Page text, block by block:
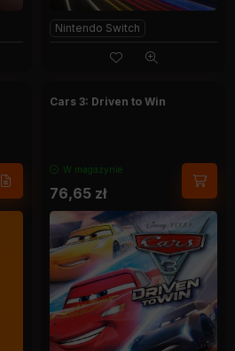
Nintendo Switch
Cars 3: Driven to Win
W magazynie
76,65 zł